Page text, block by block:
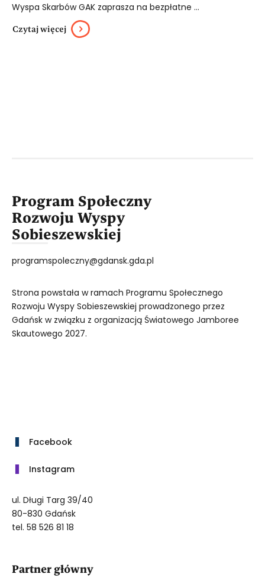
Wyspa Skarbów GAK zaprasza na bezpłatne ...
Czytaj więcej
Program Społeczny
Rozwoju Wyspy
Sobieszewskiej
programspoleczny@gdansk.gda.pl
Strona powstała w ramach Programu Społecznego
Rozwoju Wyspy Sobieszewskiej prowadzonego przez
Gdańsk w związku z organizacją Światowego Jamboree
Skautowego 2027.
Facebook
Instagram
ul. Długi Targ 39/40
80-830 Gdańsk
tel. 58 526 81 18
Partner główny